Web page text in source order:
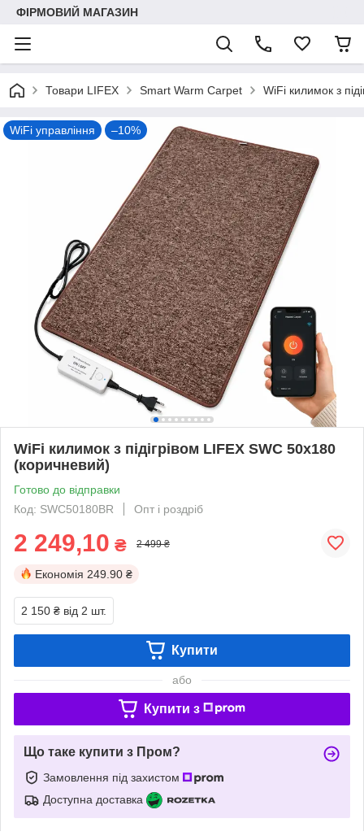
ФІРМОВИЙ МАГАЗИН
Товари LIFEX Smart Warm Carpet WiFi килимок з
WiFi управління –10%
WiFi килимок з підігрівом LIFEX SWC 50х180
(коричневий)
Готово до відправки
Код: SWC50180BR
Опт і роздріб
2 249,10 ₴ 2 499 ₴
Економія 249.90 ₴
2 150 ₴ від 2 шт.
Купити
або
Купити з
Що таке купити з Пром?
Замовлення під захистом
Доступна доставка